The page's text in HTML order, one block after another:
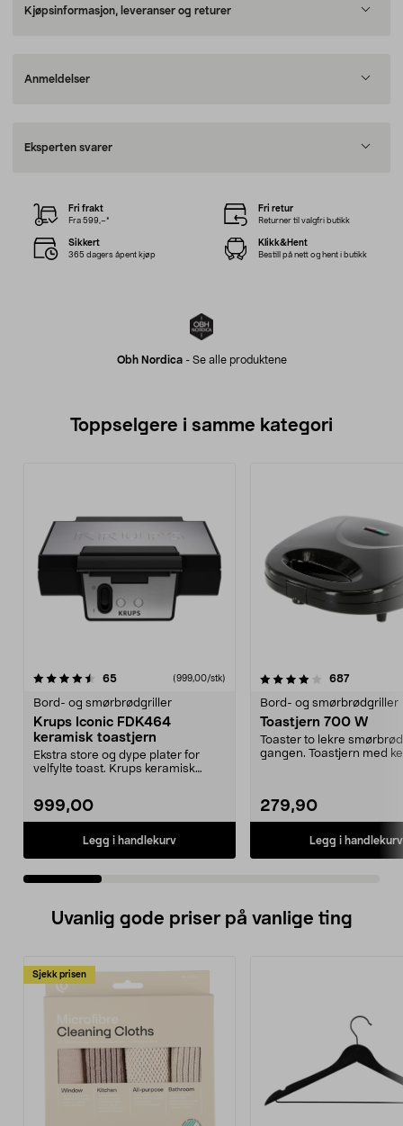
Kjøpsinformasjon, leveranser og returer
Anmeldelser
Eksperten svarer
Obh Nordica- Se alle produktene
Fri frakt
Fra 599,–*
Fri retur
Returner til valgfri butikk
Sikkert
365 dagers åpent kjøp
Klikk&Hent
Bestill på nett og hent i butikk
Toppselgere i samme kategori
65anmeldelser(999,00/stk)
Bord- og smørbrødgriller
Krups Iconic FDK464
keramisk toastjern
Ekstra store og dype plater for
velfylte toast. Krups keramisk
999,00
Legg i handlekurv
4.0 av 5 stjerner 687
Bord- og smørbrødgriller
Toastjern 700 W
Toaster to lekre
gangen. Toastjern med
279,90
Legg i handlekurv
4.0 av 5 stjerner
Uvanlig gode priser på vanlige ting
Sjekk prisen